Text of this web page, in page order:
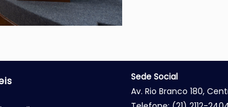
Sede Social
Av. Rio Branco 180,